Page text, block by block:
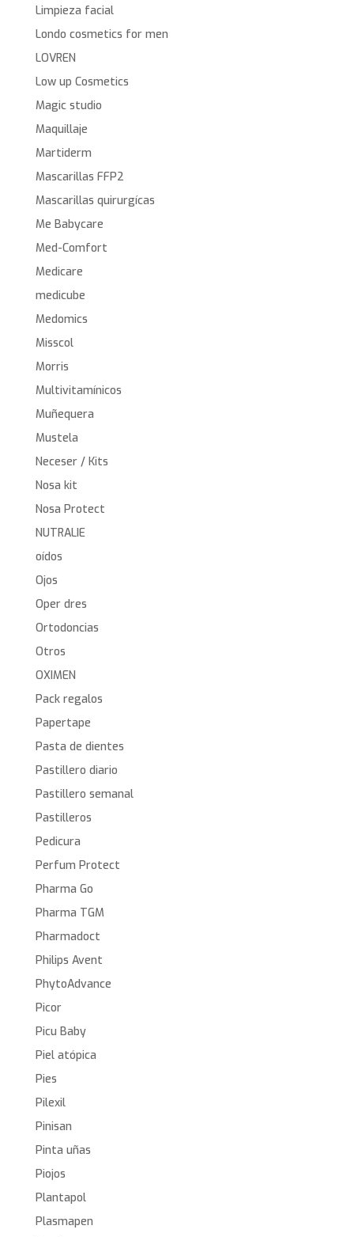
Limpieza facial
Londo cosmetics for men
LOVREN
Low up Cosmetics
Magic studio
Maquillaje
Martiderm
Mascarillas FFP2
Mascarillas quirurgícas
Me Babycare
Med-Comfort
Medicare
medicube
Medomics
Misscol
Morris
Multivitamínicos
Muñequera
Mustela
Neceser / Kits
Nosa kit
Nosa Protect
NUTRALIE
oídos
Ojos
Oper dres
Ortodoncias
Otros
OXIMEN
Pack regalos
Papertape
Pasta de dientes
Pastillero diario
Pastillero semanal
Pastilleros
Pedicura
Perfum Protect
Pharma Go
Pharma TGM
Pharmadoct
Philips Avent
PhytoAdvance
Picor
Picu Baby
Piel atópica
Pies
Pilexil
Pinisan
Pinta uñas
Piojos
Plantapol
Plasmapen